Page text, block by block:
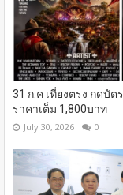
31 ก.ค เที่ยงตรง กดบั
ราคาเต็ม 1,800บาท
July 30, 2026 0